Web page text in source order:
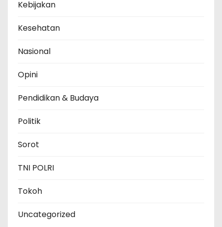
Kebijakan
Kesehatan
Nasional
Opini
Pendidikan & Budaya
Politik
Sorot
TNI POLRI
Tokoh
Uncategorized